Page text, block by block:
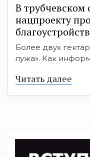
В трубчевском
нацпроекту
Более двух
лужа». Как
Читать далее